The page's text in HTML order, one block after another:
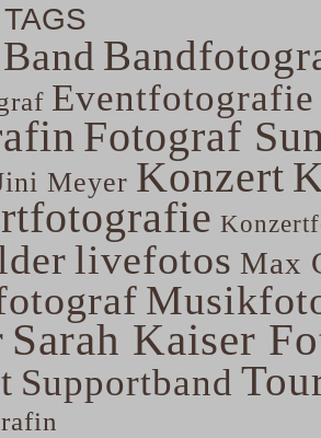
Band
Eventfotografie
Fotograf
Meyer Konzert
livefotos Max
Sarah Kaiser
Supportband